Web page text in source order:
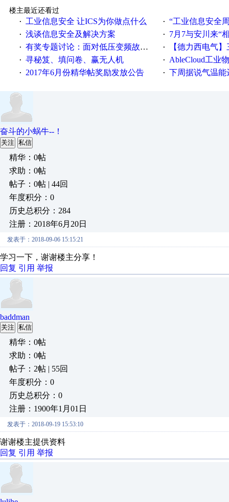
楼主最近还看过
·
工业信息安全 让ICS为你做点什么 · “工业信息安全周之我见”
· 浅谈信息安全及解决方案 · 7月7与安川来“
· 有奖专题讨论：面对低压变频故障，老手是这样解决的！ · 【德力西电气】三
· 寻秘笈、填问卷、赢无人机 · AbleCloud工业物联
· 2017年6月份精华帖奖励发放公告 · 下周据说气温能
奋斗的小蜗牛--！
关注 私信
精华：0帖
求助：0帖
帖子：0帖 | 44回
年度积分：0
历史总积分：284
注册：2018年6月20日
发表于：2018-09-06 15:15:21
学习一下，谢谢楼主分享！
回复 引用 举报
baddman
关注 私信
精华：0帖
求助：0帖
帖子：2帖 | 55回
年度积分：0
历史总积分：0
注册：1900年1月01日
发表于：2018-09-19 15:53:10
谢谢楼主提供资料
回复 引用 举报